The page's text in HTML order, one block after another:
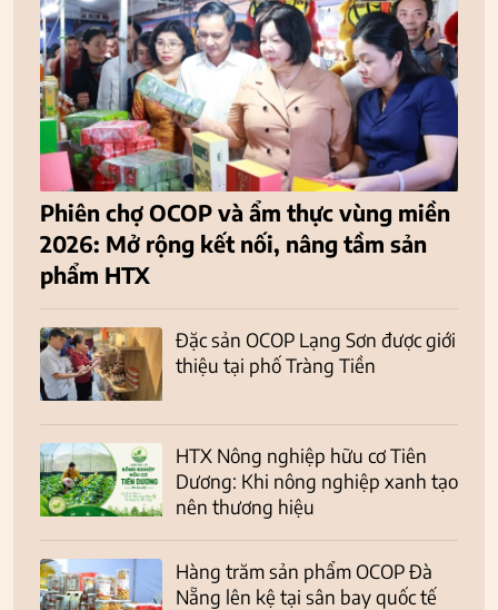
Phiên chợ OCOP và ẩm thực vùng miền
2026: Mở rộng kết nối, nâng tầm sản
phẩm HTX
Đặc sản OCOP Lạng Sơn được giới
thiệu tại phố Tràng Tiền
HTX Nông nghiệp hữu cơ Tiên
Dương: Khi nông nghiệp xanh tạo
nên thương hiệu
Hàng trăm sản phẩm OCOP Đà
Nẵng lên kệ tại sân bay quốc tế